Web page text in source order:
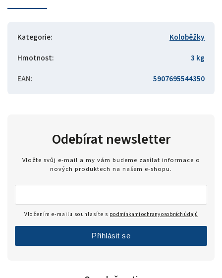
Kategorie:
Koloběžky
Hmotnost:
3 kg
EAN: 5907695544350
Odebírat newsletter
Vložte svůj e-mail a my vám budeme zasílat informace o
nových produktech na našem e-shopu.
Vložením e-mailu souhlasíte s podmínkami ochrany osobních údajů
Přihlásit se